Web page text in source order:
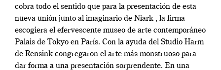
cobra todo el sentido que para la presentación de esta
nueva unión junto al imaginario de Niark , la firma
escogiera el efervescente museo de arte contemporáneo
Palais de Tokyo en París. Con la ayuda del Studio Harm
de Rensink congregaron el arte más monstruoso para
dar forma a una presentación sorprendente. En una